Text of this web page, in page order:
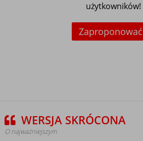
użytkowników!
Zaproponować
WERSJA SKRÓCONA
O najważniejszym